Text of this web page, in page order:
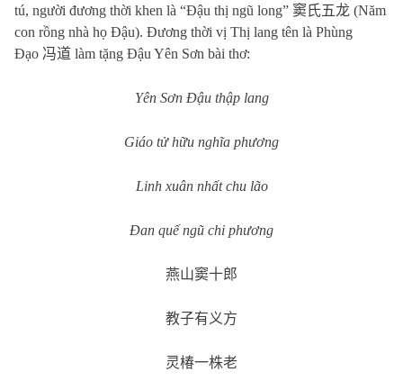
tú, người đương thời khen là “Đậu thị ngũ long” 窦氏五龙 (Năm
con rồng nhà họ Đậu). Đương thời vị Thị lang tên là Phùng
Đạo 冯道 làm tặng Đậu Yên Sơn bài thơ:
Yên Sơn Đậu thập lang
Giáo tử hữu nghĩa phương
Linh xuân nhất chu lão
Đan quế ngũ chi phương
燕山窦十郎
教子有义方
灵椿一株老